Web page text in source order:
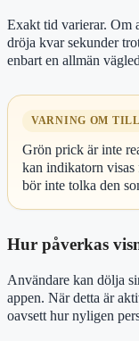
Exakt tid varierar. Om
dröja kvar sekunder
enbart en allmän
VARNING OM
Grön prick är inte
kan indikatorn
bör inte tolka den
Hur påverkas
Användare kan dölja
appen. När detta är
oavsett hur nyligen